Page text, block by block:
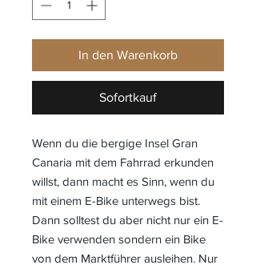
In den Warenkorb
Sofortkauf
Wenn du die bergige Insel Gran
Canaria mit dem Fahrrad erkunden
willst, dann macht es Sinn, wenn du
mit einem E-Bike unterwegs bist.
Dann solltest du aber nicht nur ein E-
Bike verwenden sondern ein Bike
von dem Marktführer ausleihen. Nur